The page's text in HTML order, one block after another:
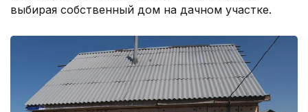
выбирая собственный дом на дачном участке.